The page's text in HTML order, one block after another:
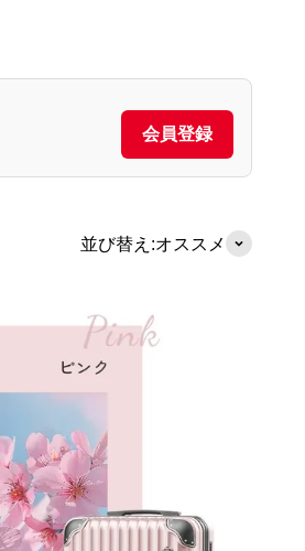
会員登録
並び替え:オススメ